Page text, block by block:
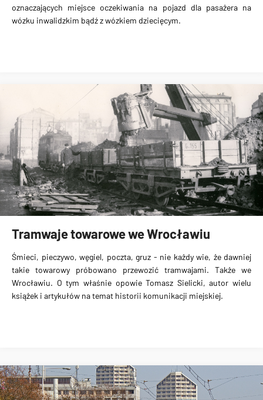
oznaczających miejsce oczekiwania na pojazd dla pasażera na
wózku inwalidzkim bądź z wózkiem dziecięcym.
Tramwaje towarowe we Wrocławiu
Śmieci, pieczywo, węgiel, poczta, gruz - nie każdy wie, że dawniej
takie towarowy próbowano przewozić tramwajami. Także we
Wrocławiu. O tym właśnie opowie Tomasz Sielicki, autor wielu
książek i artykułów na temat historii komunikacji miejskiej.